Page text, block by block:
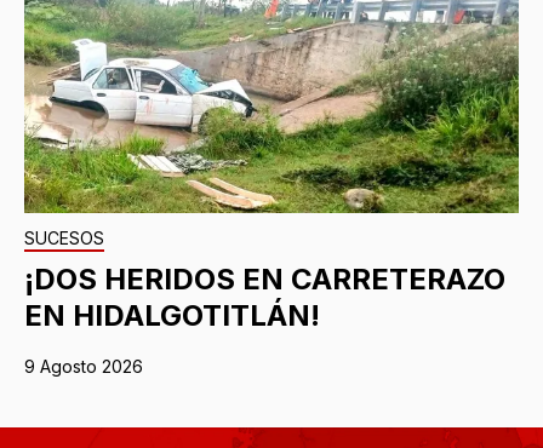
SUCESOS
¡DOS HERIDOS EN CARRETERAZO
EN HIDALGOTITLÁN!
9 Agosto 2026